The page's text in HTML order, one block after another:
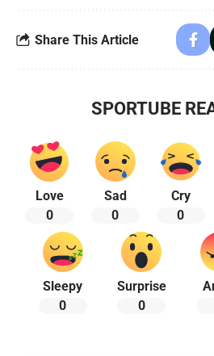
Share This Article
SPORTUBE
Love
0
Sad
0
Cry
0
Sleepy
0
Surprise
0